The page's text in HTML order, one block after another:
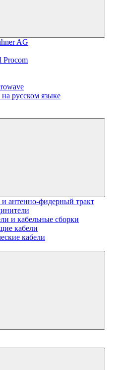
AG
Procom
русском языке
антенно-фидерный тракт
и кабельные сборки
кабели
кабели